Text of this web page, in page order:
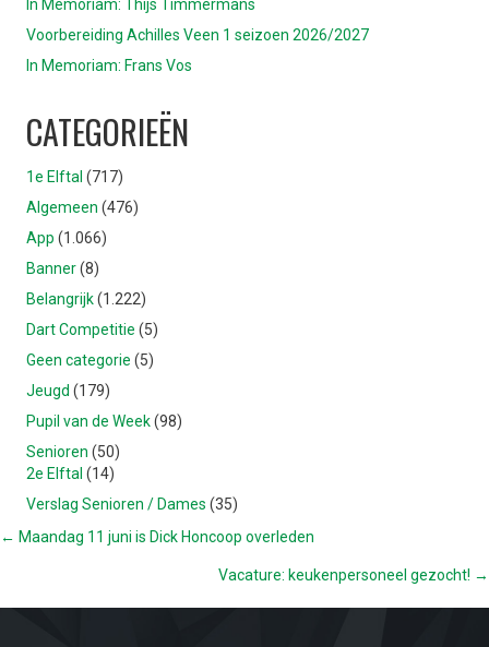
In Memoriam: Thijs Timmermans
Voorbereiding Achilles Veen 1 seizoen 2026/2027
In Memoriam: Frans Vos
CATEGORIEËN
1e Elftal (717)
Algemeen (476)
App (1.066)
Banner(8)
Belangrijk(1.222)
Dart Competitie (5)
Geen categorie (5)
Jeugd (179)
Pupil van de Week(98)
Senioren (50)
2e Elftal (14)
Verslag Senioren / Dames (35)
POSTS
← Maandag 11 juni is Dick Honcoop overleden
Vacature: keukenpersoneel gezocht! →